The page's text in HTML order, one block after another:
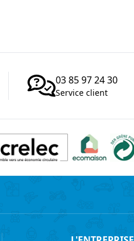
03 85 97 24 30
Service client